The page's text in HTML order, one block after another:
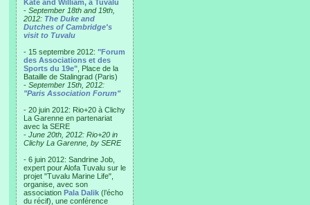
Kate and William, à Tuvalu
- September 18th and 19th,
2012: The Duke and
Dutches of Cambridge's
visit to Tuvalu
- 15 septembre 2012: "Forum
des Associations et des
Sports du 19e" , Place de la
Bataille de Stalingrad (Paris)
- September 15th, 2012:
"Paris Association Forum"
- 20 juin 2012: Rio+20 à Clichy
La Garenne en partenariat
avec la SERE
- June 20th, 2012: Rio+20 in
Clichy La Garenne, by SERE
- 6 juin 2012: Sandrine Job,
expert pour Alofa Tuvalu sur le
projet "Tuvalu Marine Life",
organise, avec son
association Pala Dalik (l’écho
du récif), une conférence